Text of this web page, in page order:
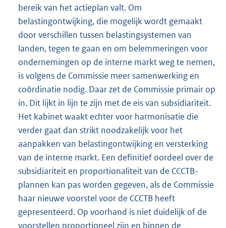
bereik van het actieplan valt. Om
belastingontwijking, die mogelijk wordt gemaakt
door verschillen tussen belastingsystemen van
landen, tegen te gaan en om belemmeringen voor
ondernemingen op de interne markt weg te nemen,
is volgens de Commissie meer samenwerking en
coördinatie nodig. Daar zet de Commissie primair op
in. Dit lijkt in lijn te zijn met de eis van subsidiariteit.
Het kabinet waakt echter voor harmonisatie die
verder gaat dan strikt noodzakelijk voor het
aanpakken van belastingontwijking en versterking
van de interne markt. Een definitief oordeel over de
subsidiariteit en proportionaliteit van de CCCTB-
plannen kan pas worden gegeven, als de Commissie
haar nieuwe voorstel voor de CCCTB heeft
gepresenteerd. Op voorhand is niet duidelijk of de
voorstellen proportioneel zijn en binnen de